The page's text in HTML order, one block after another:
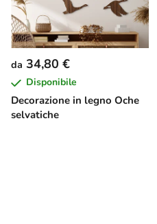
Decorazione in legno Oche
selvatiche
da 34,80 €
Disponibile